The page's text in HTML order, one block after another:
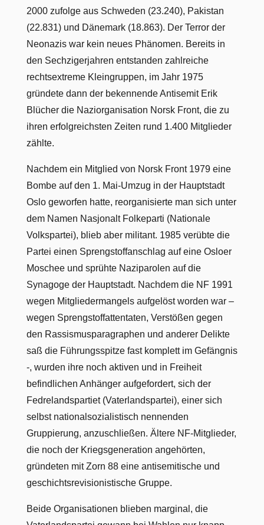
2000 zufolge aus Schweden (23.240), Pakistan
(22.831) und Dänemark (18.863). Der Terror der
Neonazis war kein neues Phänomen. Bereits in
den Sechzigerjahren entstanden zahlreiche
rechtsextreme Kleingruppen, im Jahr 1975
gründete dann der bekennende Antisemit Erik
Blücher die Naziorganisation Norsk Front, die zu
ihren erfolgreichsten Zeiten rund 1.400 Mitglieder
zählte.
Nachdem ein Mitglied von Norsk Front 1979 eine
Bombe auf den 1. Mai-Umzug in der Hauptstadt
Oslo geworfen hatte, reorganisierte man sich unter
dem Namen Nasjonalt Folkeparti (Nationale
Volkspartei), blieb aber militant. 1985 verübte die
Partei einen Sprengstoffanschlag auf eine Osloer
Moschee und sprühte Naziparolen auf die
Synagoge der Hauptstadt. Nachdem die NF 1991
wegen Mitgliedermangels aufgelöst worden war –
wegen Sprengstoffattentaten, Verstößen gegen
den Rassismusparagraphen und anderer Delikte
saß die Führungsspitze fast komplett im Gefängnis
-, wurden ihre noch aktiven und in Freiheit
befindlichen Anhänger aufgefordert, sich der
Fedrelandspartiet (Vaterlandspartei), einer sich
selbst nationalsozialistisch nennenden
Gruppierung, anzuschließen. Ältere NF-Mitglieder,
die noch der Kriegsgeneration angehörten,
gründeten mit Zorn 88 eine antisemitische und
geschichtsrevisionistische Gruppe.
Beide Organisationen blieben marginal, die